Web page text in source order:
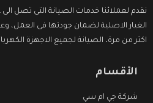
نقدم لعملائنا خدمات الصيانة التى تصل
الغيار الاصلية لضمان جودتها فى
اكثر من مرة، الصيانة لجميع الاجهزة
الأقسام
شركة جي ام سي